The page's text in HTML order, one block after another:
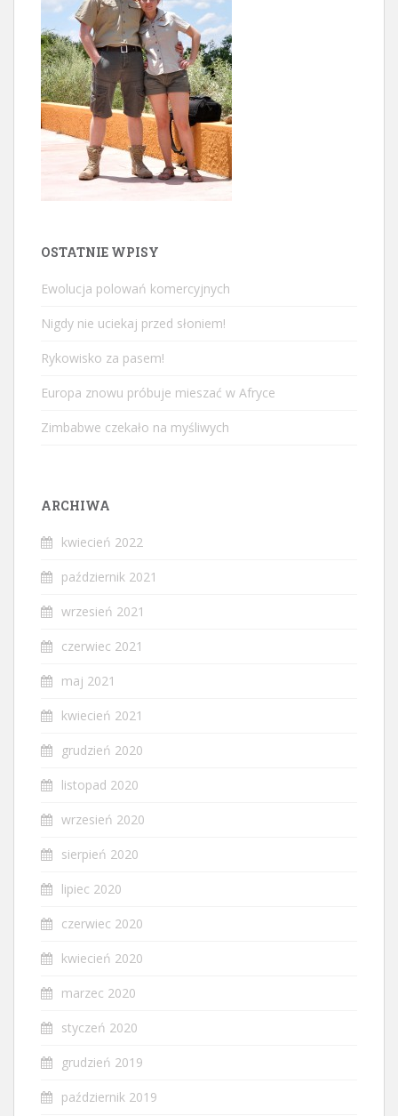
OSTATNIE WPISY
Ewolucja polowań komercyjnych
Nigdy nie uciekaj przed słoniem!
Rykowisko za pasem!
Europa znowu próbuje mieszać w Afryce
Zimbabwe czekało na myśliwych
ARCHIWA
kwiecień 2022
październik 2021
wrzesień 2021
czerwiec 2021
maj 2021
kwiecień 2021
grudzień 2020
listopad 2020
wrzesień 2020
sierpień 2020
lipiec 2020
czerwiec 2020
kwiecień 2020
marzec 2020
styczeń 2020
grudzień 2019
październik 2019